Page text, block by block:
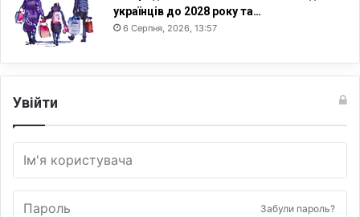
українців до 2028 року та…
6 Серпня, 2026, 13:57
Увійти
Забули пароль?